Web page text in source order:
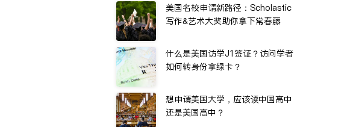
美国名校申请新路径：Scholastic
写作&艺术大奖助你拿下常春藤
什么是美国访学J1签证？访问学者
如何转身份拿绿卡？
想申请美国大学，应该读中国高中
还是美国高中？